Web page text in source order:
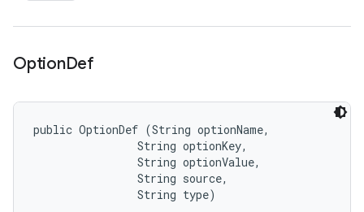
OptionDef
public OptionDef (String optionName,
                String optionKey,
                String optionValue,
                String source,
                String type)